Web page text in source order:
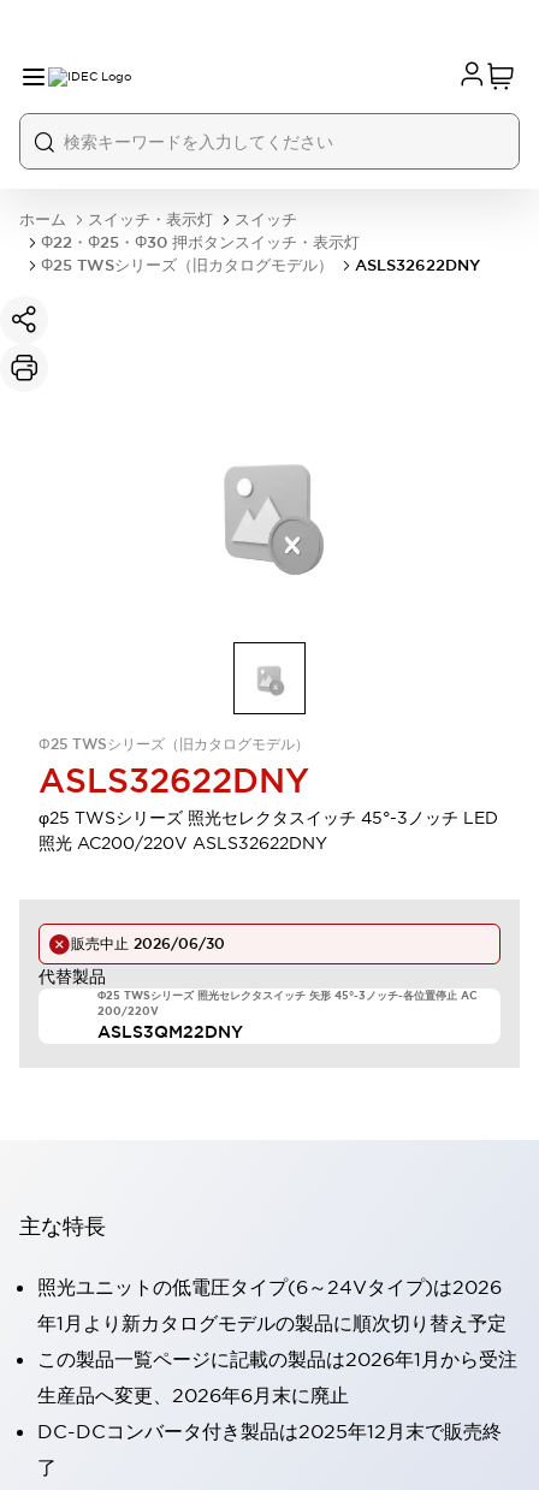
ホーム スイッチ・表示灯
スイッチ
Φ22・Φ25・Φ30 押ボタンスイッチ・表示灯
Φ25 TWSシリーズ（旧カタログモデル）
ASLS32622DNY
Φ25 TWSシリーズ（旧カタログモデル）
ASLS32622DNY
φ25 TWSシリーズ 照光セレクタスイッチ 45°-3ノッチ LED
照光 AC200/220V ASLS32622DNY
販売中止 2026/06/30
代替製品
Φ25 TWSシリーズ 照光セレクタスイッチ 矢形 45°-3ノッチ-各位置停止 AC
200/220V
ASLS3QM22DNY
主な特長
照光ユニットの低電圧タイプ(6～24Vタイプ)は2026
年1月より新カタログモデルの製品に順次切り替え予定
この製品一覧ページに記載の製品は2026年1月から受注
生産品へ変更、2026年6月末に廃止
DC-DCコンバータ付き製品は2025年12月末で販売終
了